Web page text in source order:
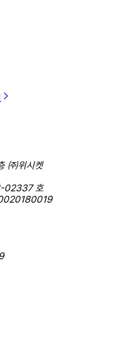
㈜위시켓
-02337 호